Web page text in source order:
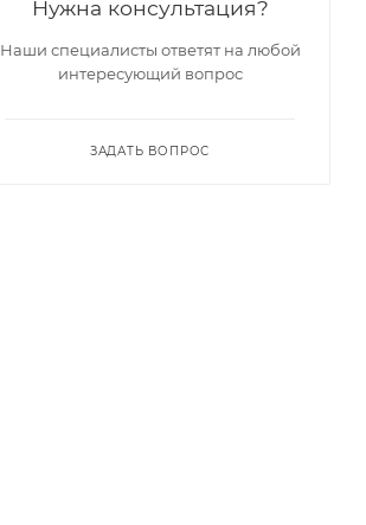
Нужна консультация?
Наши специалисты ответят на любой
интересующий вопрос
ЗАДАТЬ ВОПРОС